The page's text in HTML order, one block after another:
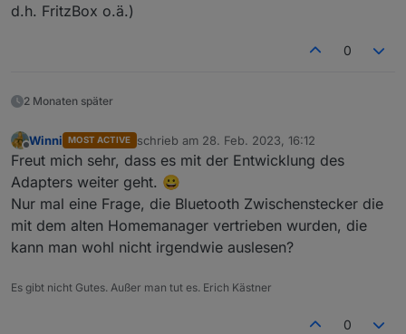
Systemübersicht im WR bei eingeschalteten
Adapter
d.h. FritzBox o.ä.)
0
2 Monaten später
Offline
Winni MOST ACTIVE schrieb am 28. Feb. 2023, 16:12
zuletzt editiert von
Freut mich sehr, dass es mit der Entwicklung des
Adapters weiter geht. 😀
Nur mal eine Frage, die Bluetooth Zwischenstecker die
mit dem alten Homemanager vertrieben wurden, die
kann man wohl nicht irgendwie auslesen?
Es gibt nicht Gutes. Außer man tut es. Erich Kästner
0